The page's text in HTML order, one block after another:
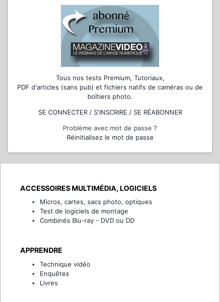
Tous nos tests Premium, Tutoriaux,
PDF d'articles (sans pub) et fichiers natifs de caméras ou de
boîtiers photo.
SE CONNECTER / S'INSCRIRE / SE RÉABONNER
Problème avec mot de passe ?
Réinitialisez le mot de passe
ACCESSOIRES MULTIMÉDIA, LOGICIELS
Micros, cartes, sacs photo, optiques
Test de logiciels de montage
Combinés Blu-ray - DVD ou DD
APPRENDRE
Technique vidéo
Enquêtes
Livres